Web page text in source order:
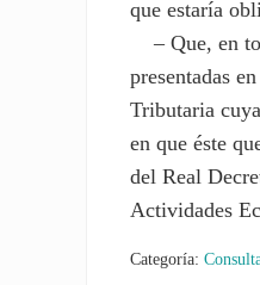
que estaría
– Que, en
presentadas
Tributaria
en que éste
del Real
Actividades
Categoría: